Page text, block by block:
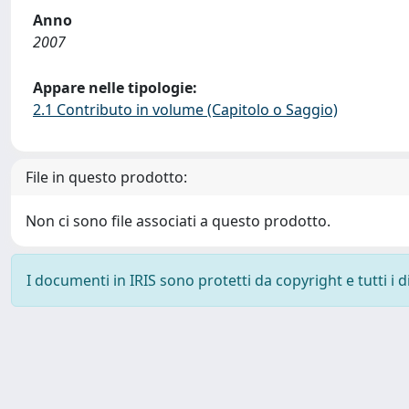
Anno
2007
Appare nelle tipologie:
2.1 Contributo in volume (Capitolo o Saggio)
File in questo prodotto:
Non ci sono file associati a questo prodotto.
I documenti in IRIS sono protetti da copyright e tutti i